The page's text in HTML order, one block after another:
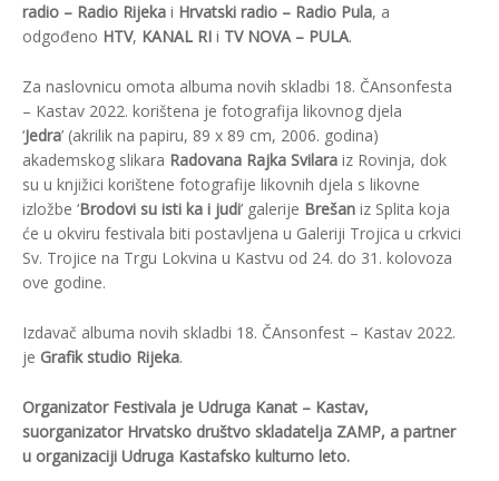
radio – Radio Rijeka i Hrvatski radio – Radio Pula, a
odgođeno HTV, KANAL RI i TV NOVA – PULA.
Za naslovnicu omota albuma novih skladbi 18. ČAnsonfesta
– Kastav 2022. korištena je fotografija likovnog djela
‘Jedra’ (akrilik na papiru, 89 x 89 cm, 2006. godina)
akademskog slikara Radovana Rajka Svilara iz Rovinja, dok
su u knjižici korištene fotografije likovnih djela s likovne
izložbe ‘Brodovi su isti ka i judi’ galerije Brešan iz Splita koja
će u okviru festivala biti postavljena u Galeriji Trojica u crkvici
Sv. Trojice na Trgu Lokvina u Kastvu od 24. do 31. kolovoza
ove godine.
Izdavač albuma novih skladbi 18. ČAnsonfest – Kastav 2022.
je Grafik studio Rijeka.
Organizator Festivala je Udruga Kanat – Kastav,
suorganizator Hrvatsko društvo skladatelja ZAMP, a partner
u organizaciji Udruga Kastafsko kulturno leto.